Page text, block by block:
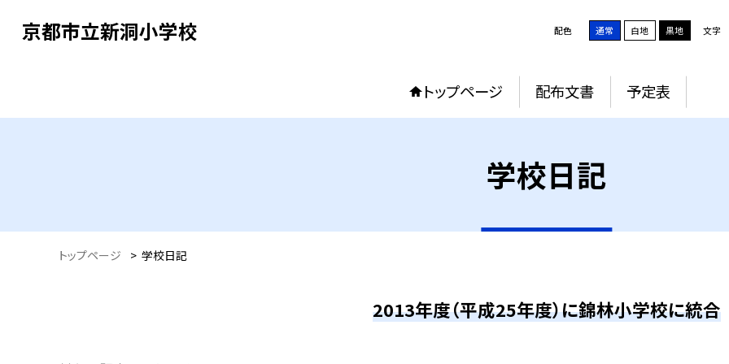
京都市立新洞小学校 配色 通常 白地 黒地 文字
トップページ 配布文書 予定表
学校日記
トップページ > 学校日記
2013年度（平成25年度）に錦林小学校に統合